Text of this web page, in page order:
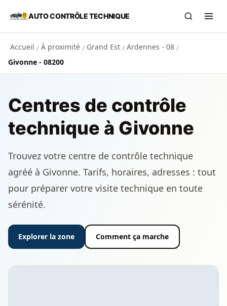
Aller au contenu principal
AUTO CONTRÔLE TECHNIQUE
Accueil / À proximité / Grand Est / Ardennes - 08 /
Givonne - 08200
Centres de contrôle
technique à Givonne
Trouvez votre centre de contrôle technique
agréé à Givonne. Tarifs, horaires, adresses : tout
pour préparer votre visite technique en toute
sérénité.
Explorer la zone Comment ça marche